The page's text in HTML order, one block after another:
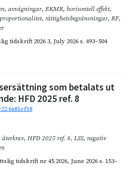
, avvägningar, EKMR, horisontell effekt,
proportionalitet, rättighetsbegränsningar, RF,
tidskrift 2026 3, July 2026s. 493–504
som betalats ut
HFD 2025 ref. 8
återkrav, HFD 2025 ref. 8, LSS, negativ
tidskrift nr 45.2026, June 2026s. 153–